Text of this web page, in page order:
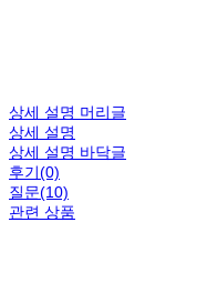
상세 설명 머리글
상세 설명
상세 설명 바닥글
후기(0)
질문(10)
관련 상품